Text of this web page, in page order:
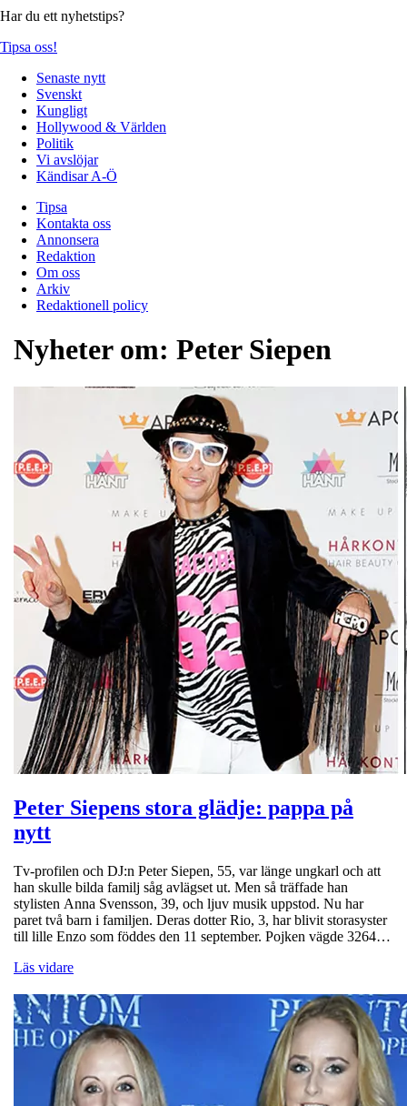
Har du ett nyhetstips?
Tipsa oss!
Senaste nytt
Svenskt
Kungligt
Hollywood & Världen
Politik
Vi avslöjar
Kändisar A-Ö
Tipsa
Kontakta oss
Annonsera
Redaktion
Om oss
Arkiv
Redaktionell policy
Nyheter om: Peter Siepen
Peter Siepens stora glädje: pappa på
nytt
Tv-profilen och DJ:n Peter Siepen, 55, var länge ungkarl och att
han skulle bilda familj såg avlägset ut. Men så träffade han
stylisten Anna Svensson, 39, och ljuv musik uppstod. Nu har
paret två barn i familjen. Deras dotter Rio, 3, har blivit storasyster
till lille Enzo som föddes den 11 september. Pojken vägde 3264…
Läs vidare